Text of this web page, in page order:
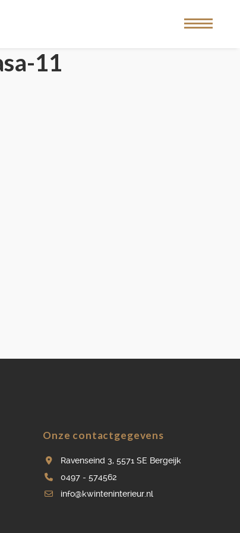
11
Onze contactgegevens
Ravenseind 3, 5571 SE Bergeijk
0497 - 574562
info@kwinteninterieur.nl